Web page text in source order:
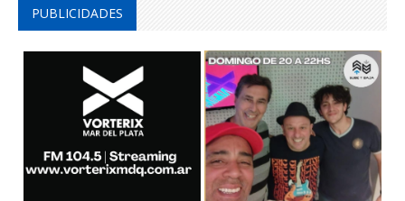
PUBLICIDADES